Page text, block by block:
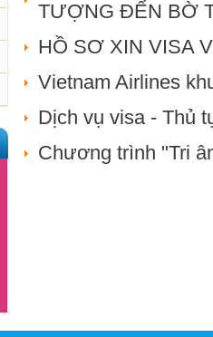
TƯỢNG ĐẾN BỜ
HỒ SƠ XIN VISA
Vietnam Airlines
Dịch vụ visa - Thủ
Chương trình "Tri